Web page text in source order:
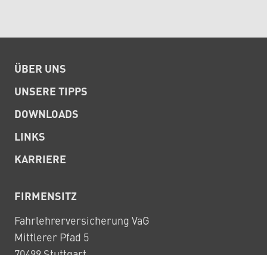
ÜBER UNS
UNSERE TIPPS
DOWNLOADS
LINKS
KARRIERE
FIRMENSITZ
Fahrlehrerversicherung VaG
Mittlerer Pfad 5